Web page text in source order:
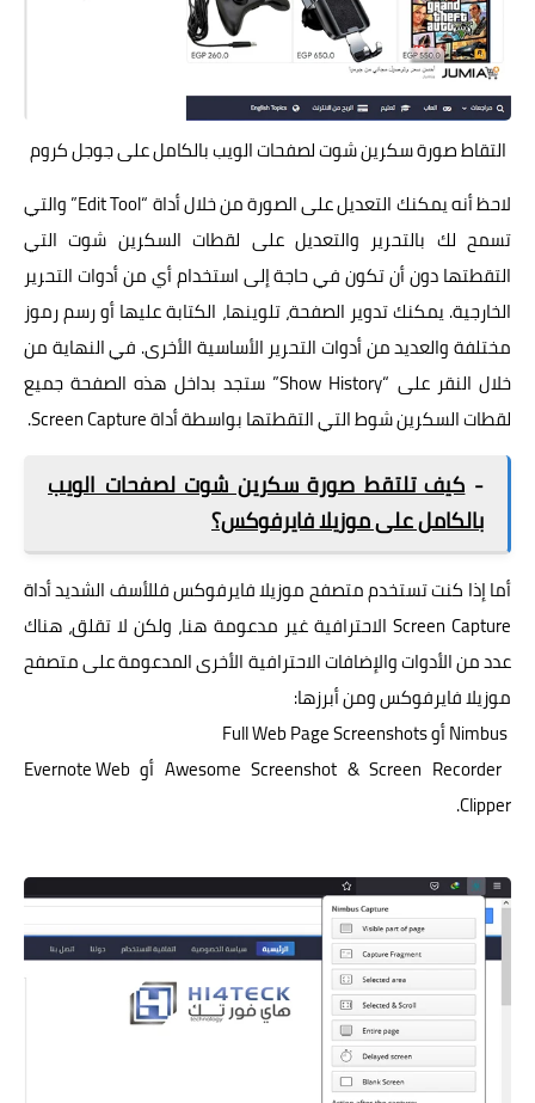
التقاط صورة سكرين شوت لصفحات الويب بالكامل على جوجل كروم
لاحظ أنه يمكنك التعديل على الصورة من خلال أداة “Edit Tool” والتي
تسمح لك بالتحرير والتعديل على لقطات السكرين شوت التي
التقطتها دون أن تكون في حاجة إلى استخدام أي من أدوات التحرير
الخارجية. يمكنك تدوير الصفحة، تلوينها، الكتابة عليها أو رسم رموز
مختلفة والعديد من أدوات التحرير الأساسية الأخرى. في النهاية من
خلال النقر على “Show History” ستجد بداخل هذه الصفحة جميع
لقطات السكرين شوط التي التقطتها بواسطة أداة Screen Capture.
-كيف تلتقط صورة سكرين شوت لصفحات الويب
بالكامل على موزيلا فايرفوكس؟
أما إذا كنت تستخدم متصفح موزيلا فايرفوكس فللأسف الشديد أداة
Screen Capture الاحترافية غير مدعومة هنا، ولكن لا تقلق، هناك
عدد من الأدوات والإضافات الاحترافية الأخرى المدعومة على متصفح
موزيلا فايرفوكس ومن أبرزها:
NimbusأوFull Web Page Screenshots
Awesome Screenshot & Screen Recorder أو Evernote Web
Clipper
.